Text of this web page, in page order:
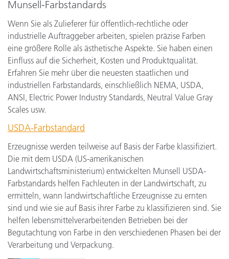
Munsell-Farbstandards
Wenn Sie als Zulieferer für öffentlich-rechtliche oder
industrielle Auftraggeber arbeiten, spielen präzise Farben
eine größere Rolle als ästhetische Aspekte. Sie haben einen
Einfluss auf die Sicherheit, Kosten und Produktqualität.
Erfahren Sie mehr über die neuesten staatlichen und
industriellen Farbstandards, einschließlich NEMA, USDA,
ANSI, Electric Power Industry Standards, Neutral Value Gray
Scales usw.
USDA-Farbstandard
Erzeugnisse werden teilweise auf Basis der Farbe klassifiziert.
Die mit dem USDA (US-amerikanischen
Landwirtschaftsministerium) entwickelten Munsell USDA-
Farbstandards helfen Fachleuten in der Landwirtschaft, zu
ermitteln, wann landwirtschaftliche Erzeugnisse zu ernten
sind und wie sie auf Basis ihrer Farbe zu klassifizieren sind. Sie
helfen lebensmittelverarbeitenden Betrieben bei der
Begutachtung von Farbe in den verschiedenen Phasen bei der
Verarbeitung und Verpackung.